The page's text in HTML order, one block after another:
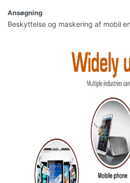
Ansøgning
Beskyttelse og maskering af mobil